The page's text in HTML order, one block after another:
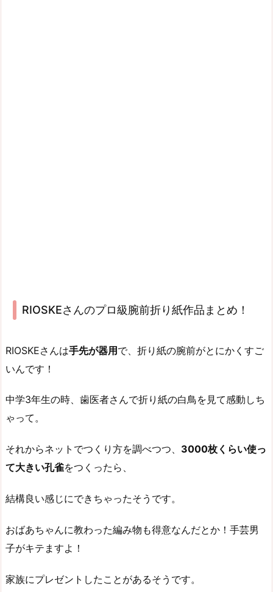
RIOSKEさんのプロ級腕前折り紙作品まとめ！
RIOSKEさんは手先が器用で、折り紙の腕前がとにかくすご
いんです！
中学3年生の時、歯医者さんで折り紙の白鳥を見て感動しち
ゃって。
それからネットでつくり方を調べつつ、 3000枚くらい使っ
て大きい孔雀をつくったら、
結構良い感じにできちゃったそうです。
おばあちゃんに教わった編み物も得意なんだとか！手芸男
子がキテますよ！
家族にプレゼントしたことがあるそうです。